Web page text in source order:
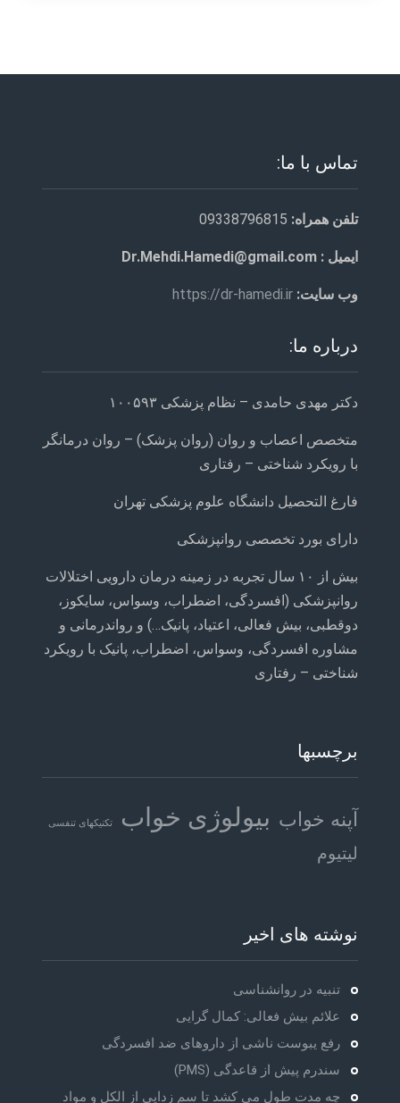
تماس با ما:
تلفن همراه: 09338796815
ایمیل : Dr.Mehdi.Hamedi@gmail.com
وب سایت: https://dr-hamedi.ir
درباره ما:
دکتر مهدی حامدی – نظام پزشکی ۱۰۰۵۹۳
متخصص اعصاب و روان (روان پزشک) – روان درمانگر
با رویکرد شناختی – رفتاری
فارغ التحصیل دانشگاه علوم پزشکی تهران
دارای بورد تخصصی روانپزشکی
بیش از ۱۰ سال تجربه در زمینه درمان دارویی اختلالات
روانپزشکی (افسردگی، اضطراب، وسواس، سایکوز،
دوقطبی، بیش فعالی، اعتیاد، پانیک…) و رواندرمانی و
مشاوره افسردگی، وسواس، اضطراب، پانیک با رویکرد
شناختی – رفتاری
برچسبها
آپنه خواب بیولوژی خواب تکنیکهای تنفسی
لیتیوم
نوشته های اخیر
تنبیه در روانشناسی
علائم بیش فعالی: کمال گرایی
رفع یبوست ناشی از داروهای ضد افسردگی
سندرم پیش از قاعدگی (PMS)
چه مدت طول می کشد تا سم زدایی از الکل و مواد